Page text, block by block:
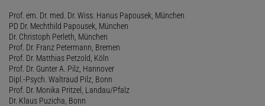
Prof. em. Dr. med. Dr. Wiss. Hanus Papousek, München
PD Dr. Mechthild Papousek, München
Dr. Christoph Perleth, München
Prof. Dr. Franz Petermann, Bremen
Prof. Dr. Matthias Petzold, Köln
Prof. Dr. Gunter A. Pilz, Hannover
Dipl.-Psych. Waltraud Pilz, Bonn
Prof. Dr. Monika Pritzel, Landau/Pfalz
Dr. Klaus Puzicha, Bonn